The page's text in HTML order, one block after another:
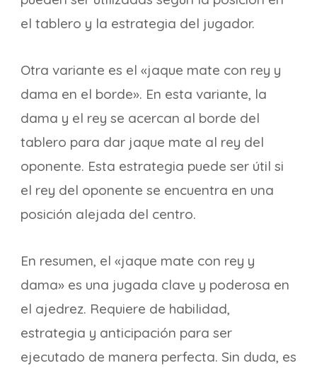
el tablero y la estrategia del jugador.
Otra variante es el «jaque mate con rey y
dama en el borde». En esta variante, la
dama y el rey se acercan al borde del
tablero para dar jaque mate al rey del
oponente. Esta estrategia puede ser útil si
el rey del oponente se encuentra en una
posición alejada del centro.
En resumen, el «jaque mate con rey y
dama» es una jugada clave y poderosa en
el ajedrez. Requiere de habilidad,
estrategia y anticipación para ser
ejecutado de manera perfecta. Sin duda, es